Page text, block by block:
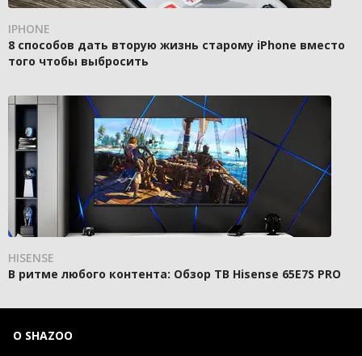
IPHONE
8 способов дать вторую жизнь старому iPhone вместо
того чтобы выбросить
HISENSE
В ритме любого контента: Обзор ТВ Hisense 65E7S PRO
О SHAZOO